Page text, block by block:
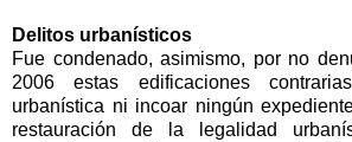
Delitos urbanísticos
Fue condenado, asimismo, por no
2006 estas edificaciones
urbanística ni incoar ningún
restauración de la legalidad